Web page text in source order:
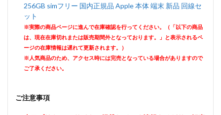
256GB simフリー 国内正規品 Apple 本体 端末 新品 回線セ
ット
※実際の商品ページに進んで在庫確認を行ってください。（「以下の商品
は、現在在庫切れまたは販売期間外となっております。」と表示されるペ
ージの在庫情報は遅れて更新されます。）
※人気商品のため、アクセス時には完売となっている場合がありますので
ご了承ください。
ご注意事項